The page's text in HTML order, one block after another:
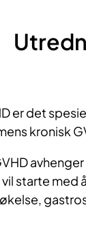
er det
kronisk
starte